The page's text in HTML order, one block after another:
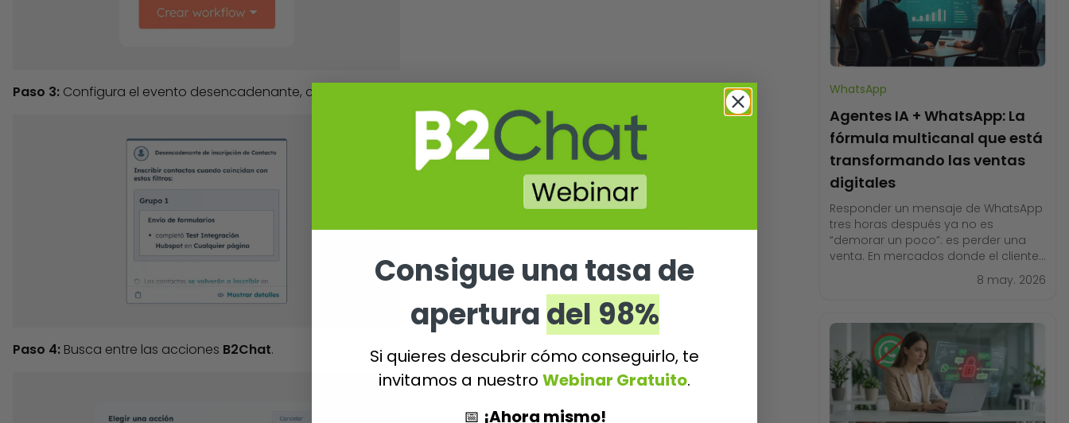
Paso 3: Configura el evento desencadenante, como por ejemplo cuando llegue un cliente nuevo.
Paso 4: Busca entre las acciones B2Chat.
WhatsApp
Agentes IA + WhatsApp: La
fórmula multicanal que está
transformando las ventas
digitales
Responder un mensaje de WhatsApp
tres horas después ya no es
“demorar un poco”: es perder una
venta. En mercados donde el cliente
compara opciones desde el móvil y
espera respuestas en minutos, la
cierra el negocio y quién queda
fuera. Aquí es donde los agentes de
IA para ventas
8 may. 2026
Consigue una tasa de
aperturadel 98%
Si quieres descubrir cómo conseguirlo, te
invitamos a nuestro Webinar Gratuito.
📅 ¡Ahora mismo!